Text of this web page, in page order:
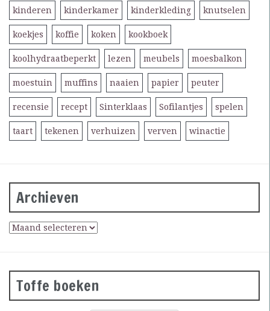
kinderen kinderkamer kinderkleding knutselen
koekjes koffie koken kookboek
koolhydraatbeperkt lezen meubels moesbalkon
moestuin muffins naaien papier peuter
recensie recept Sinterklaas Sofilantjes spelen
taart tekenen verhuizen verven winactie
Archieven
Toffe boeken